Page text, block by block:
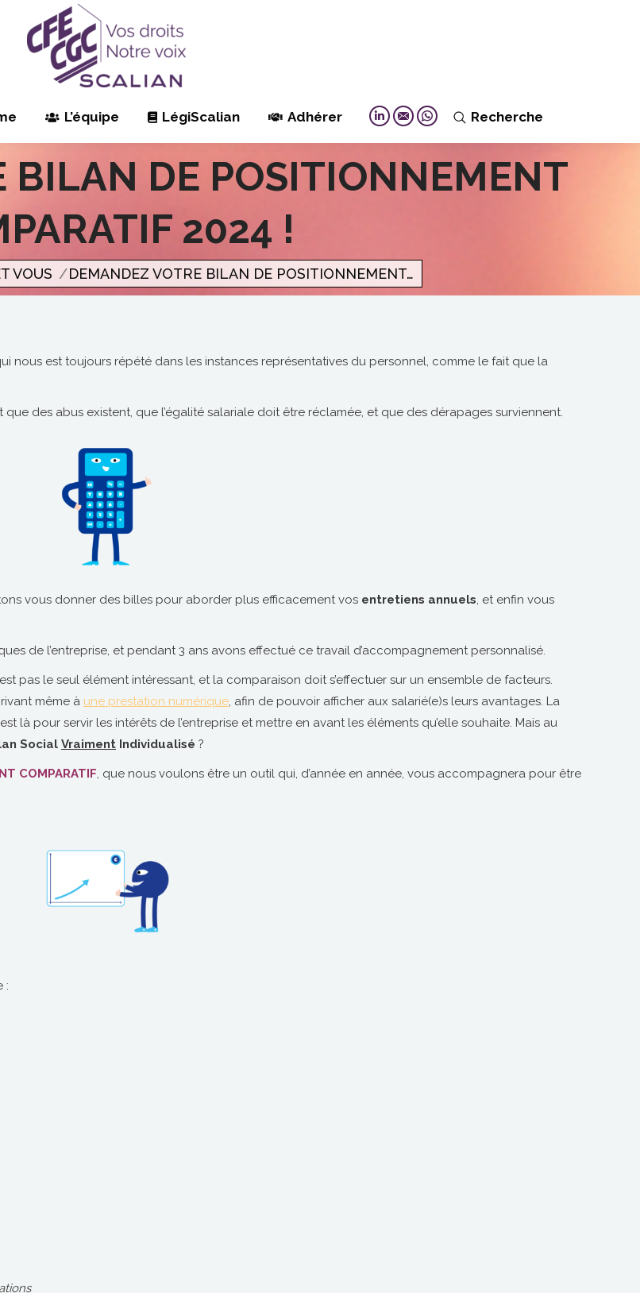
L’équipe LégiScalian Adhérer
Linkedin
MailWhatsapp
Search:
Recherche
BILAN DE POSITIONNEMENT
2024 !
VOUS DEMANDEZ VOTRE BILAN DE POSITIONNEMENT…
nous est toujours répété dans les instances représentatives du personnel, comme le fait que la
des abus existent, que l’égalité salariale doit être réclamée, et que des dérapages surviennent.
vous donner des billes pour aborder plus efficacement vos entretiens annuels, et enfin vous
de l’entreprise, et pendant 3 ans avons effectué ce travail d’accompagnement personnalisé.
pas le seul élément intéressant, et la comparaison doit s’effectuer sur un ensemble de facteurs.
même à une prestation numérique, afin de pouvoir afficher aux salarié(e)s leurs avantages. La
là pour servir les intérêts de l’entreprise et mettre en avant les éléments qu’elle souhaite. Mais au
Social Vraiment Individualisé ?
COMPARATIF, que nous voulons être un outil qui, d’année en année, vous accompagnera pour être
: